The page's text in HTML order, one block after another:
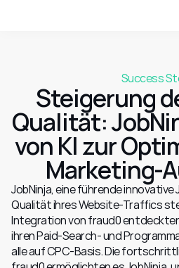
Success
Steigerung
Qualität:
von KI zur
Marketing-
JobNinja, eine führende
Qualität ihres Website-Traffics
Integration von fraud0
ihren Paid-Search- und
alle auf CPC-Basis. Die